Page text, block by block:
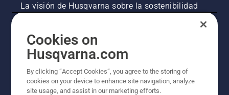
La visión de Husqvarna sobre la sostenibilidad
Otros sitios de Husqvarna
Cookies on
Husqvarna.com
By clicking “Accept Cookies”, you agree to the storing of
cookies on your device to enhance site navigation, analyze
site usage, and assist in our marketing efforts.